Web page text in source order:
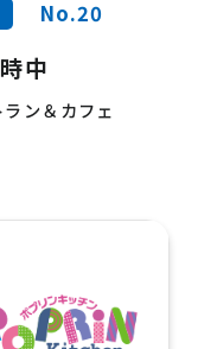
No.20
中
ラン＆カフェ